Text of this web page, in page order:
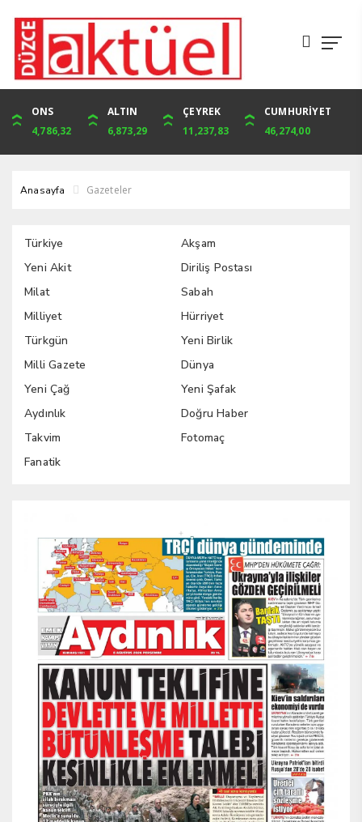
DOLAR
44,6563
EURO
52,4527
ALTIN
6,873,29
BIST
1.836,73
ONS
4,786,32
ALTIN
6,873,29
ÇEYREK
11,237,83
CUMHURİYET
46,274,00
Anasayfa Gazeteler
Türkiye
Akşam
Yeni Akit
Diriliş Postası
Milat
Sabah
Milliyet
Hürriyet
Türkgün
Yeni Birlik
Milli Gazete
Dünya
Yeni Çağ
Yeni Şafak
Aydınlık
Doğru Haber
Takvim
Fotomaç
Fanatik